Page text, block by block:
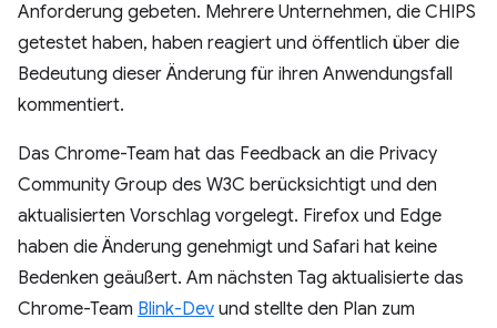
Anforderung gebeten. Mehrere Unternehmen, die CHIPS
getestet haben, haben reagiert und öffentlich über die
Bedeutung dieser Änderung für ihren Anwendungsfall
kommentiert.
Das Chrome-Team hat das Feedback an die Privacy
Community Group des W3C berücksichtigt und den
aktualisierten Vorschlag vorgelegt. Firefox und Edge
haben die Änderung genehmigt und Safari hat keine
Bedenken geäußert. Am nächsten Tag aktualisierte das
Chrome-Team Blink-Dev und stellte den Plan zum